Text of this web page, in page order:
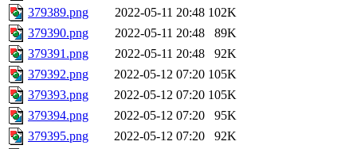
379389.png
2022-05-11 20:48 102K
379390.png
2022-05-11 20:48
89K
379391.png
2022-05-11 20:48
92K
379392.png
2022-05-12 07:20 105K
379393.png
2022-05-12 07:20 105K
379394.png
2022-05-12 07:20
95K
379395.png
2022-05-12 07:20
92K